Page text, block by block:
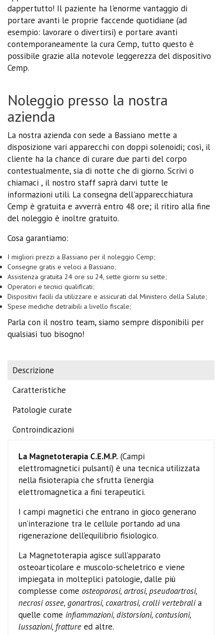
dappertutto! Il paziente ha l'enorme vantaggio di
portare avanti le proprie faccende quotidiane (ad
esempio: lavorare o divertirsi) e portare avanti
contemporaneamente la cura Cemp, tutto questo è
possibile grazie alla notevole leggerezza del dispositivo
Cemp.
Noleggio presso la nostra
azienda
La nostra azienda con sede a Bassiano mette a
disposizione vari apparecchi con doppi solenoidi; così, il
cliente ha la chance di curare due parti del corpo
contestualmente, sia di notte che di giorno. Scrivi o
chiamaci , il nostro staff saprà darvi tutte le
informazioni utili. La consegna dell'apparecchiatura
Cemp è gratuita e avverrà entro 48 ore; il ritiro alla fine
del noleggio è inoltre gratuito.
Cosa garantiamo:
I migliori prezzi a Bassiano per il noleggio Cemp;
Consegne gratis e veloci a Bassiano;
Assistenza gratuita 24 ore su 24, sette giorni su sette;
Operatori e tecnici qualificati;
Dispositivi facili da utilizzare e assicurati dal Ministero della Salute;
Spese mediche detraibili a livello fiscale;
Parla con il nostro team, siamo sempre disponibili per
qualsiasi tuo bisogno!
Descrizione
Caratteristiche
Patologie curate
Controindicazioni
La Magnetoterapia C.E.M.P. (Campi
elettromagnetici pulsanti) è una tecnica utilizzata
nella fisioterapia che sfrutta l’energia
elettromagnetica a fini terapeutici.
I campi magnetici che entrano in gioco generano
un’interazione tra le cellule portando ad una
rigenerazione dell’equilibrio fisiologico.
La Magnetoterapia agisce sull’apparato
osteoarticolare e muscolo-scheletrico e viene
impiegata in molteplici patologie, dalle più
complesse come osteoporosi, artrosi, pseudoartrosi,
necrosi ossee, gonartrosi, coxartrosi, crolli vertebralia
quelle come infiammazioni, distorsioni, contusioni,
lussazioni, fratture ed altre.